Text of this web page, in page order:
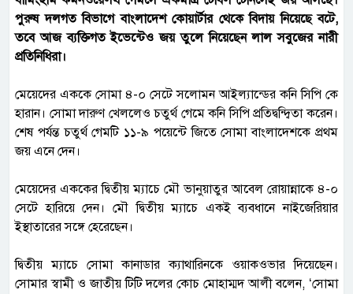
পুরুষ দলগত বিভাগে বাংলাদেশ কোয়ার্টার থেকে বিদায় নিয়েছে বটে,
তবে আজ ব্যক্তিগত ইভেন্টেও জয় তুলে নিয়েছেন লাল সবুজের নারী
প্রতিনিধিরা।
মেয়েদের এককে সোমা ৪-০ সেটে সলোমন আইল্যান্ডের কনি সিপি কে
হারান। সোমা দারুণ খেললেও চতুর্থ গেমে কনি সিপি প্রতিদ্বন্দ্বিতা করেন।
শেষ পর্যন্ত চতুর্থ গেমটি ১১-৯ পয়েন্টে জিতে সোমা বাংলাদেশকে প্রথম
জয় এনে দেন।
মেয়েদের এককের দ্বিতীয় ম্যাচে মৌ ভানুয়াতুর আবেল রোয়ান্নাকে ৪-০
সেটে হারিয়ে দেন। মৌ দ্বিতীয় ম্যাচে একই ব্যবধানে নাইজেরিয়ার
ইস্থাতারের সঙ্গে হেরেছেন।
দ্বিতীয় ম্যাচে সোমা কানাডার ক্যাথারিনকে ওয়াকওভার দিয়েছেন।
সোমার স্বামী ও জাতীয় টিটি দলের কোচ মোহাম্মদ আলী বলেন, ‘সোমা